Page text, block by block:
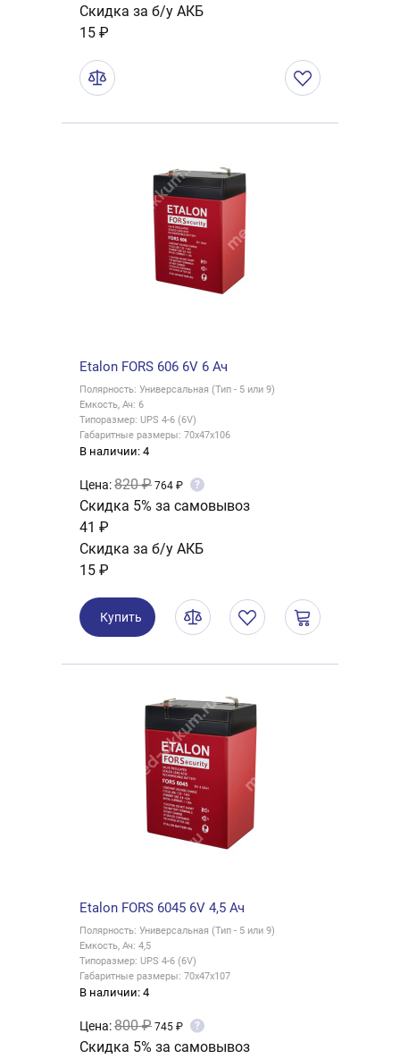
Скидка за б/у АКБ
15 ₽
Etalon FORS 606 6V 6 Ач
Полярность: Универсальная (Тип - 5 или 9)
Емкость, Ач: 6
Типоразмер: UPS 4-6 (6V)
Габаритные размеры: 70x47x106
В наличии: 4
Цена:820 ₽ 764 ₽ ?
Скидка 5% за самовывоз
41 ₽
Скидка за б/у АКБ
15 ₽
Купить
Etalon FORS 6045 6V 4,5 Ач
Полярность: Универсальная (Тип - 5 или 9)
Емкость, Ач: 4,5
Типоразмер: UPS 4-6 (6V)
Габаритные размеры: 70x47x107
В наличии: 4
Цена:800 ₽ 745 ₽ ?
Скидка 5% за самовывоз